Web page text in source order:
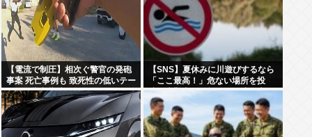
【電流で制圧】相次ぐ警官の発砲
事案 死亡事例も 致死性の低いテー
ザー銃導入指摘
【SNS】夏休みに川遊びするなら
「ここ最高！」危ない場所を投
稿、水難事故が起きたら法的責任
を問われる？